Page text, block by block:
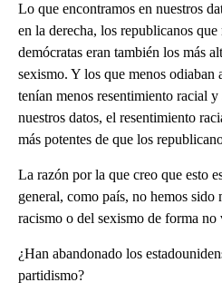
Lo que encontramos en nuestros
en la derecha, los republicanos que
demócratas eran también los más
sexismo. Y los que menos odiaban
tenían menos resentimiento racial
nuestros datos, el resentimiento
más potentes de que los
La razón por la que creo que esto
general, como país, no hemos sido
racismo o del sexismo de forma
¿Han abandonado los
partidismo?